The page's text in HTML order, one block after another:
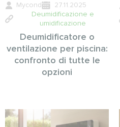
Mycond
27.11.2025
Deumidificazione e
umidificazione
Deumidificatore o
ventilazione per piscina:
confronto di tutte le
opzioni